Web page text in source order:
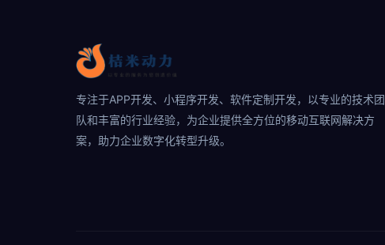
专注于APP开发、小程序开发、软件定制开发，以专业的技术团
队和丰富的行业经验，为企业提供全方位的移动互联网解决方
案，助力企业数字化转型升级。